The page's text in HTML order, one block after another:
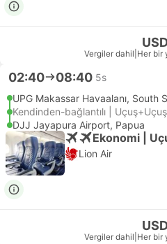
Vergiler dahil Her bir
02:40 08:40 5s
UPG Makassar Havaalanı, South
Kendinden-bağlantılı | Uçuş+Uçuş
DJJ Jayapura Airport, Papua
Ekonomi |
Lion Air
Vergiler dahil Her bir